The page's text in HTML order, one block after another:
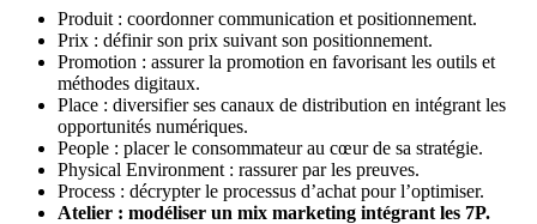
Produit : coordonner communication et positionnement.
Prix : définir son prix suivant son positionnement.
Promotion : assurer la promotion en favorisant les outils et
méthodes digitaux.
Place : diversifier ses canaux de distribution en intégrant les
opportunités numériques.
People : placer le consommateur au cœur de sa stratégie.
Physical Environment : rassurer par les preuves.
Process : décrypter le processus d’achat pour l’optimiser.
Atelier : modéliser un mix marketing intégrant les 7P.